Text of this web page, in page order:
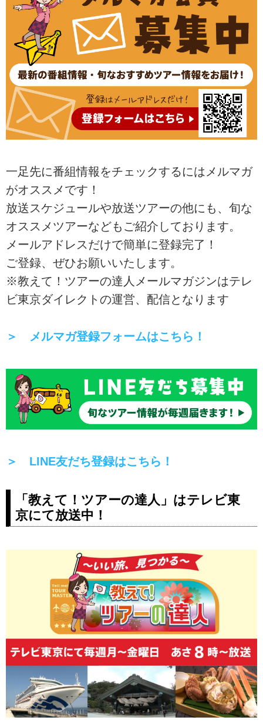
一足先に番組情報をチェックするにはメルマガ
がオススメです！
放送スケジュールや放送ツアーの他にも、旬な
オススメツアーなどもご紹介しております。
メールアドレスだけで簡単に登録完了！
ご登録、ぜひお願いいたします。
※教えて！ツアーの達人メールマガジンはテレ
ビ東京ダイレクトの運営、配信となります
＞ メルマガ登録フォームはこちら！
＞ LINE友だち登録はこちら！
「教えて！ツアーの達人」はテレビ東
京にて放送中！